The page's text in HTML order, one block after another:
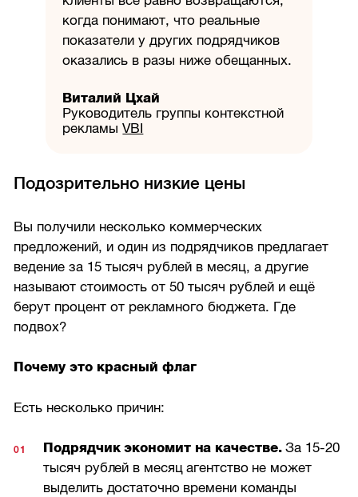
когда понимают, что реальные
показатели у других подрядчиков
оказались в разы ниже обещанных.
Виталий Цхай
Руководитель группы контекстной
рекламыVBI
Подозрительно низкие цены
Вы получили несколько коммерческих
предложений, и один из подрядчиков предлагает
ведение за 15 тысяч рублей в месяц, а другие
называют стоимость от 50 тысяч рублей и ещё
берут процент от рекламного бюджета. Где
подвох?
Почему это красный флаг
Есть несколько причин:
Подрядчик экономит на качестве.За 15-20
тысяч рублей в месяц агентство не может
выделить достаточно времени команды